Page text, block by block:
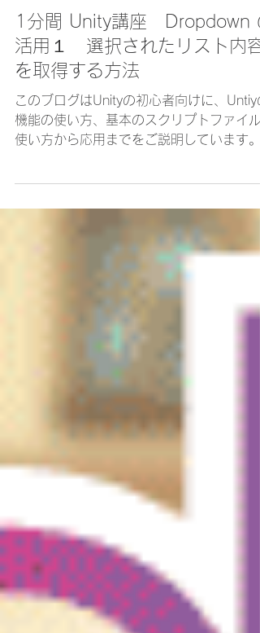
2024年10月29日
Unity
1分間 Unity講座 Dropdown
活用１ 選択されたリスト内容
を取得する方法
このブログはUnityの初心者向けに、Untiy
使い方から応用までをご説明しています。
でここにアクセスされた方はぜひ立ち寄っ
いってください。...